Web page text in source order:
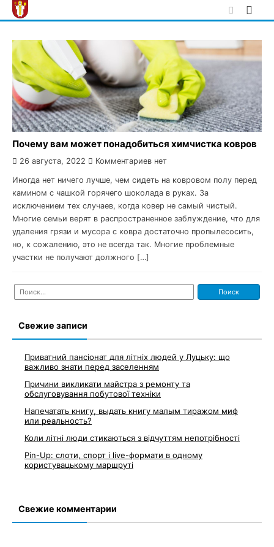
Skip
to
Почему вам может понадобиться химчистка ковров
26 августа, 2022 Комментариев нет
Иногда нет ничего лучше, чем сидеть на ковровом полу перед
камином с чашкой горячего шоколада в руках. За
исключением тех случаев, когда ковер не самый чистый.
Многие семьи верят в распространенное заблуждение, что для
удаления грязи и мусора с ковра достаточно пропылесосить,
но, к сожалению, это не всегда так. Многие проблемные
участки не получают должного […]
Найти:
Свежие записи
Приватний пансіонат для літніх людей у Луцьку: що
важливо знати перед заселенням
Причини викликати майстра з ремонту та
обслуговування побутової техніки
Напечатать книгу, выдать книгу малым тиражом миф
или реальность?
Коли літні люди стикаються з відчуттям непотрібності
Pin-Up: слоти, спорт і live-формати в одному
користувацькому маршруті
Свежие комментарии